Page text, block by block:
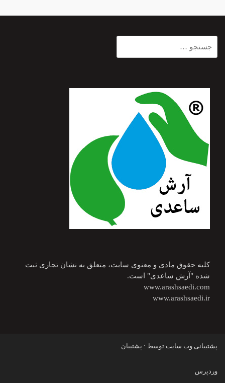
برای:
کلیه حقوق مادی و معنوی سایت، متعلق به نشان تجاری ثبت
شده "آرش ساعدی" است.
www.arashsaedi.com
www.arashsaedi.ir
پشتیبانی وب سایت توسط : پشتیبان
وردپرس